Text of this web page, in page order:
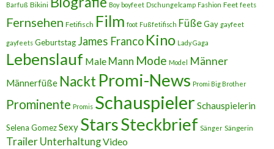
Barfuß Bikini Boy boyfeet Dschungelcamp Fashion Feet feets
Fernsehen Fetifisch Film foot Fußfetifisch FüßeGay gayfeet
gayfeets Geburtstag James Franco Kino Lady Gaga
Lebenslauf Male Mann Mode Model Männer
Männerfüße Nackt Promi-News Promi Big Brother
Prominente Promis Schauspieler Schauspielerin
Selena GomezSexy StarsSteckbrief Sänger Sängerin
Trailer UnterhaltungVideo